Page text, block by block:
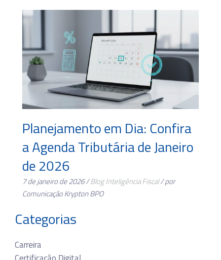
Planejamento em Dia: Confira
a Agenda Tributária de Janeiro
de 2026
7 de janeiro de 2026 /BlogInteligência Fiscal/ por
Comunicação Krypton BPO
Categorias
Carreira